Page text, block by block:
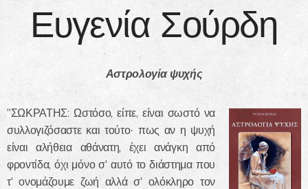
Ευγενία Σούρδη
Αστρολογία ψυχής
"ΣΩΚΡΑΤΗΣ: Ωστόσο, είπε, είναι σωστό να
συλλογιζόσαστε και τούτο· πως αν η ψυχή
είναι αλήθεια αθάνατη, έχει ανάγκη από
φροντίδα, όχι μόνο σ' αυτό το διάστημα που
τ' ονομάζουμε ζωή αλλά σ' ολόκληρο τον